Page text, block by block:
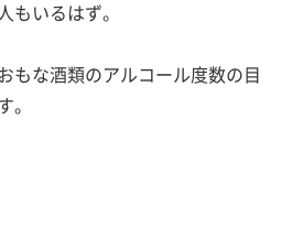
もいるはず。
もな酒類のアルコール度数の目
。